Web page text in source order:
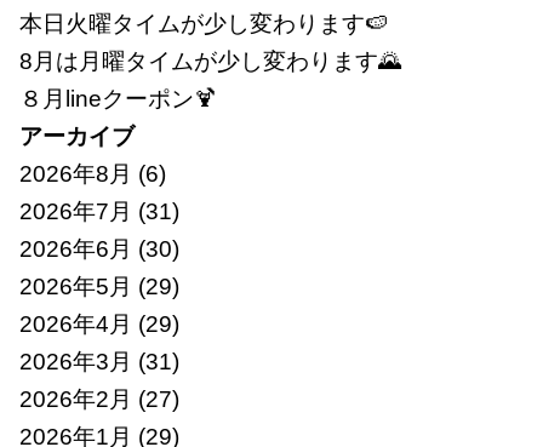
本日火曜タイムが少し変わります🍉
8月は月曜タイムが少し変わります🌄
８月lineクーポン🍹
アーカイブ
2026年8月 (6)
2026年7月 (31)
2026年6月 (30)
2026年5月 (29)
2026年4月 (29)
2026年3月 (31)
2026年2月 (27)
2026年1月 (29)